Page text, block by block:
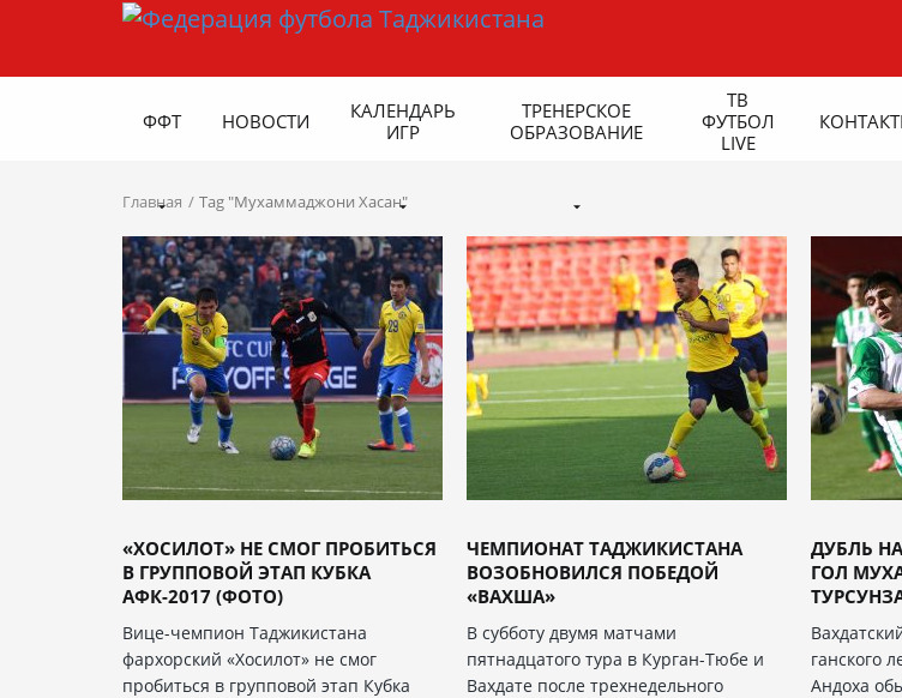
ФФТ НОВОСТИ
КАЛЕНДАРЬ
ИГР
ТРЕНЕРСКОЕ
ОБРАЗОВАНИЕ
ТВ
ФУТБОЛ
LIVE
Главная Tag "Мухаммаджони Хасан"
«ХОСИЛОТ» НЕ СМОГ ПРОБИТЬСЯ
В ГРУППОВОЙ ЭТАП КУБКА
АФК-2017 (ФОТО)
Вице-чемпион Таджикистана
фархорский «Хосилот» не смог
пробиться в групповой этап Кубка
ЧЕМПИОНАТ ТАДЖИКИСТАНА
ВОЗОБНОВИЛСЯ ПОБЕДОЙ
«ВАХША»
В субботу двумя матчами
пятнадцатого тура в Курган-Тюбе и
Вахдате после трехнедельного
ДУБЛЬ
ГОЛ
ганского
Андоха